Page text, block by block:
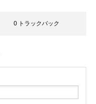
0 トラックバック